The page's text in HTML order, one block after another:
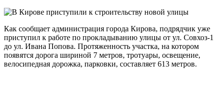
Как сообщает администрация города Кирова, подрядчик уже
приступил к работе по прокладыванию улицы от ул. Совхоз-1
до ул. Ивана Попова. Протяженность участка, на котором
появятся дорога шириной 7 метров, тротуары, освещение,
велосипедная дорожка, парковки, составляет 613 метров.